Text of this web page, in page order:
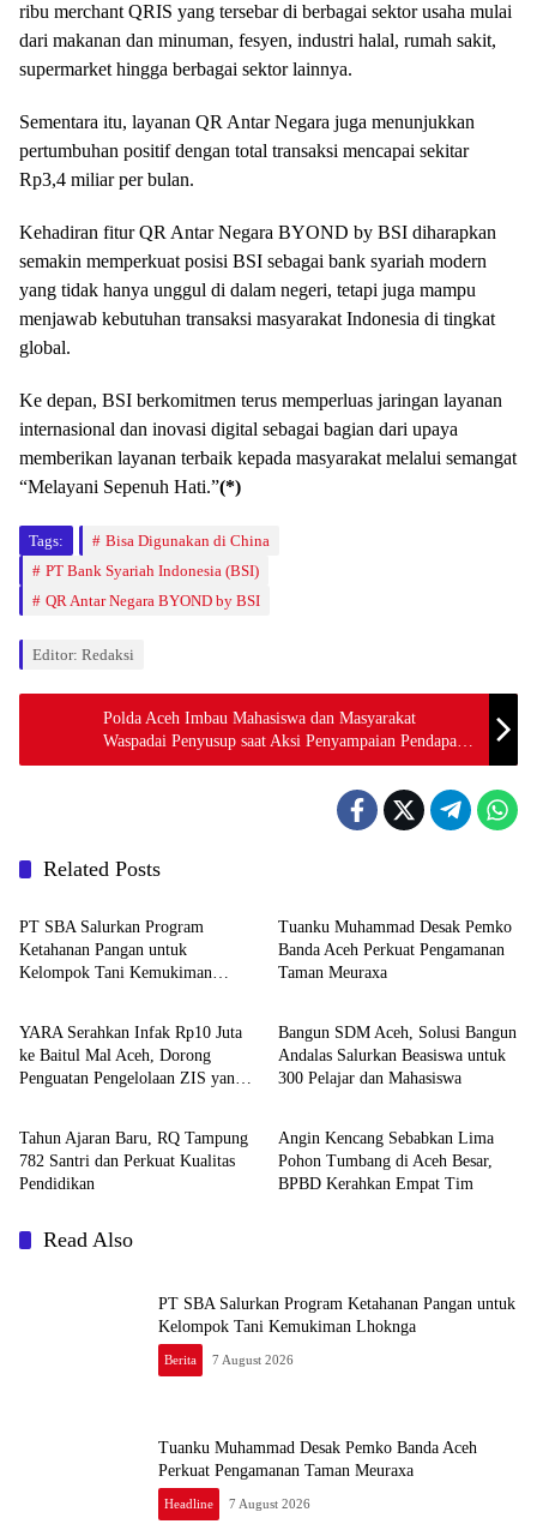
ribu merchant QRIS yang tersebar di berbagai sektor usaha mulai
dari makanan dan minuman, fesyen, industri halal, rumah sakit,
supermarket hingga berbagai sektor lainnya.
Sementara itu, layanan QR Antar Negara juga menunjukkan
pertumbuhan positif dengan total transaksi mencapai sekitar
Rp3,4 miliar per bulan.
Kehadiran fitur QR Antar Negara BYOND by BSI diharapkan
semakin memperkuat posisi BSI sebagai bank syariah modern
yang tidak hanya unggul di dalam negeri, tetapi juga mampu
menjawab kebutuhan transaksi masyarakat Indonesia di tingkat
global.
Ke depan, BSI berkomitmen terus memperluas jaringan layanan
internasional dan inovasi digital sebagai bagian dari upaya
memberikan layanan terbaik kepada masyarakat melalui semangat
“Melayani Sepenuh Hati.”(*)
Tags:
Bisa Digunakan di China
PT Bank Syariah Indonesia (BSI)
QR Antar Negara BYOND by BSI
Editor: Redaksi
Polda Aceh Imbau Mahasiswa dan Masyarakat
Waspadai Penyusup saat Aksi Penyampaian Pendapat
di Muka Umum
Related Posts
Berita
PT SBA Salurkan Program
Ketahanan Pangan untuk
Kelompok Tani Kemukiman
Tuanku Muhammad Desak Pemko
Banda Aceh Perkuat Pengamanan
Taman Meuraxa
Berita
YARA Serahkan Infak Rp10 Juta
ke Baitul Mal Aceh, Dorong
Penguatan Pengelolaan ZIS yang
Berita
Bangun SDM Aceh, Solusi Bangun
Andalas Salurkan Beasiswa untuk
300 Pelajar dan Mahasiswa
Berita
Tahun Ajaran Baru, RQ Tampung
782 Santri dan Perkuat Kualitas
Pendidikan
Daerah
Angin Kencang Sebabkan Lima
Pohon Tumbang di Aceh Besar,
BPBD Kerahkan Empat Tim
Read Also
PT SBA Salurkan Program Ketahanan Pangan untuk
Kelompok Tani Kemukiman Lhoknga
Berita 7 August 2026
Tuanku Muhammad Desak Pemko Banda Aceh
Perkuat Pengamanan Taman Meuraxa
Headline 7 August 2026